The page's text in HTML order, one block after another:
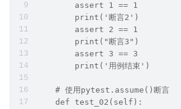
        assert 1 == 1
        print('断言2')
        assert 2 == 1
        print("断言3")
        assert 3 == 3
        print('用例结束')
    # 使用pytest.assume()断言
    def test_02(self):